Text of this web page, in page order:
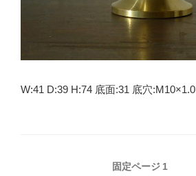
W:41 D:39 H:74 底面:31 底穴:M10×1.0
固定ページ 1